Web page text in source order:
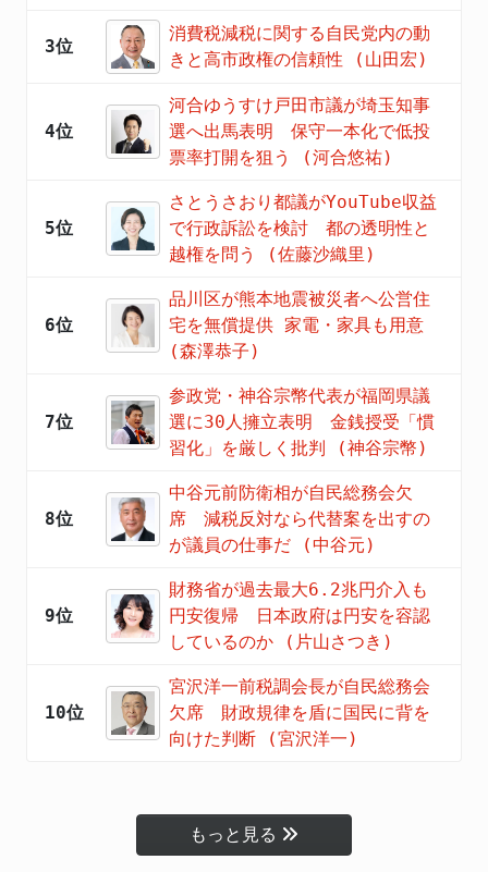
3位
消費税減税に関する自民党内の動
きと高市政権の信頼性 (山田宏)
4位
河合ゆうすけ戸田市議が埼玉知事
選へ出馬表明 保守一本化で低投
票率打開を狙う (河合悠祐)
5位
さとうさおり都議がYouTube収益
で行政訴訟を検討 都の透明性と
越権を問う (佐藤沙織里)
6位
品川区が熊本地震被災者へ公営住
宅を無償提供 家電・家具も用意
(森澤恭子)
7位
参政党・神谷宗幣代表が福岡県議
選に30人擁立表明 金銭授受「慣
習化」を厳しく批判 (神谷宗幣)
8位
中谷元前防衛相が自民総務会欠
席 減税反対なら代替案を出すの
が議員の仕事だ (中谷元)
9位
財務省が過去最大6.2兆円介入も
円安復帰 日本政府は円安を容認
しているのか (片山さつき)
10位
宮沢洋一前税調会長が自民総務会
欠席 財政規律を盾に国民に背を
向けた判断 (宮沢洋一)
もっと見る